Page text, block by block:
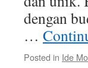
dengan
…
Posted in Ide